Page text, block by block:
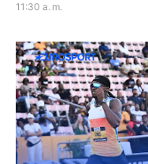
11:30 a. m.